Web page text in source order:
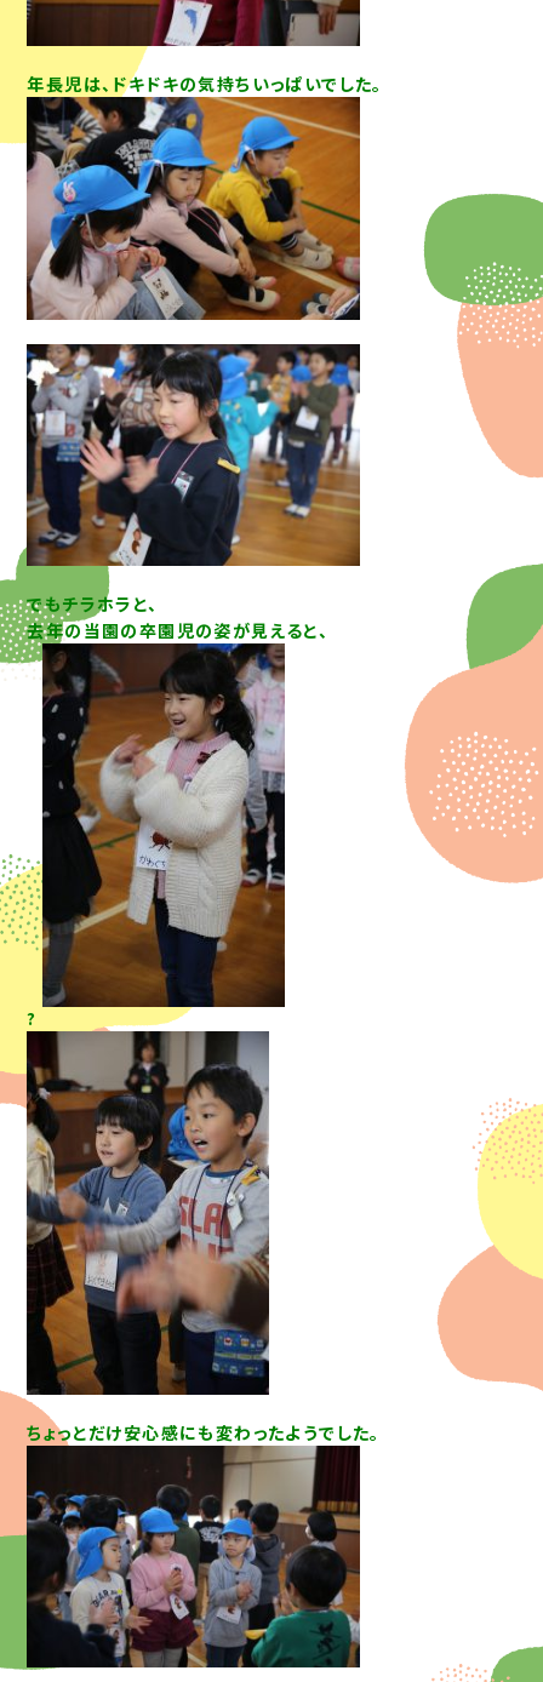
年長児は、ドキドキの気持ちいっぱいでした。
でもチラホラと、
去年の当園の卒園児の姿が見えると、
?
ちょっとだけ安心感にも変わったようでした。